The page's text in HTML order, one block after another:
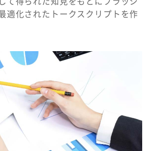
適化されたトークスクリプトを作